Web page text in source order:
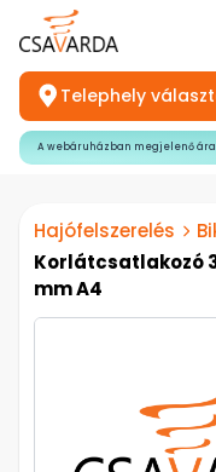
Telephely
A webáruházban megjelenő
Hajófelszerelés
Korlátcsatlakozó
mm A4